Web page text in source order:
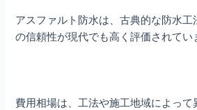
アスファルト防水は、古典的な防水
の信頼性が現代でも高く評価されてい
費用相場は、工法や施工地域によっ